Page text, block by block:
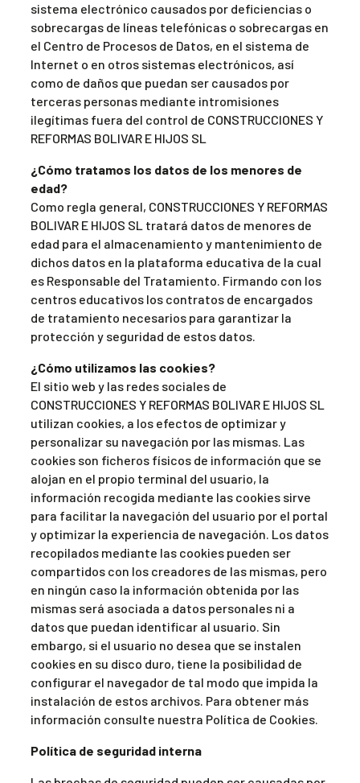
sistema electrónico causados por deficiencias o
sobrecargas de líneas telefónicas o sobrecargas en
el Centro de Procesos de Datos, en el sistema de
Internet o en otros sistemas electrónicos, así
como de daños que puedan ser causados por
terceras personas mediante intromisiones
ilegítimas fuera del control de CONSTRUCCIONES Y
REFORMAS BOLIVAR E HIJOS SL
¿Cómo tratamos los datos de los menores de
edad?
Como regla general, CONSTRUCCIONES Y REFORMAS
BOLIVAR E HIJOS SL tratará datos de menores de
edad para el almacenamiento y mantenimiento de
dichos datos en la plataforma educativa de la cual
es Responsable del Tratamiento. Firmando con los
centros educativos los contratos de encargados
de tratamiento necesarios para garantizar la
protección y seguridad de estos datos.
¿Cómo utilizamos las cookies?
El sitio web y las redes sociales de
CONSTRUCCIONES Y REFORMAS BOLIVAR E HIJOS SL
utilizan cookies, a los efectos de optimizar y
personalizar su navegación por las mismas. Las
cookies son ficheros físicos de información que se
alojan en el propio terminal del usuario, la
información recogida mediante las cookies sirve
para facilitar la navegación del usuario por el portal
y optimizar la experiencia de navegación. Los datos
recopilados mediante las cookies pueden ser
compartidos con los creadores de las mismas, pero
en ningún caso la información obtenida por las
mismas será asociada a datos personales ni a
datos que puedan identificar al usuario. Sin
embargo, si el usuario no desea que se instalen
cookies en su disco duro, tiene la posibilidad de
configurar el navegador de tal modo que impida la
instalación de estos archivos. Para obtener más
información consulte nuestra Política de Cookies.
Política de seguridad interna